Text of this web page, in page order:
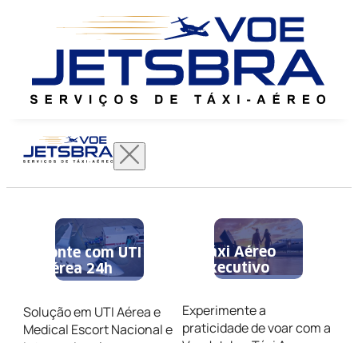
Conte com UTI
Aérea 24h
Solução em UTI Aérea e
Medical Escort Nacional e
Táxi Aéreo
Executivo
Experimente a
praticidade de voar com a